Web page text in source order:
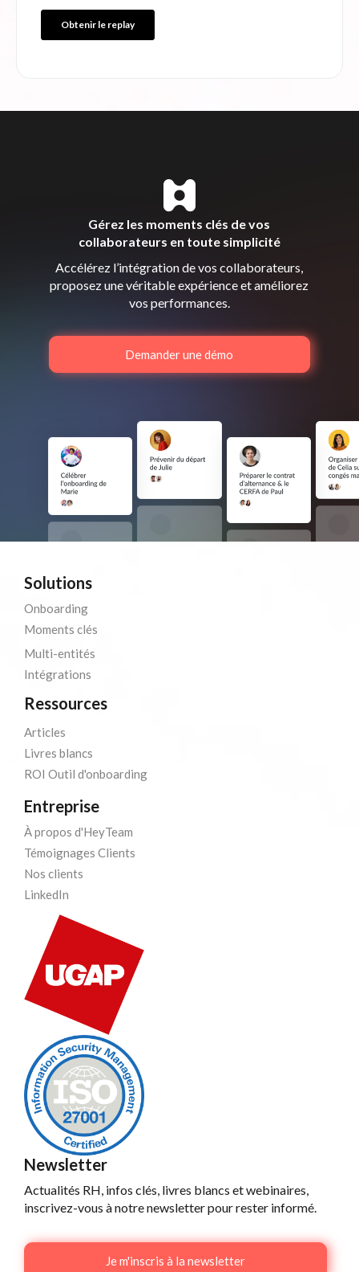
Gérez les moments clés de vos
collaborateurs en toute simplicité
Accélérez l’intégration de vos collaborateurs,
proposez une véritable expérience et améliorez
vos performances.
Demander une démo
Solutions
Onboarding
Moments clés
Multi-entités
Intégrations
Ressources
Articles
Livres blancs
ROI Outil d'onboarding
Entreprise
À propos d'HeyTeam
Témoignages Clients
Nos clients
LinkedIn
Newsletter
Actualités RH, infos clés, livres blancs et webinaires,
inscrivez-vous à notre newsletter pour rester informé.
Je m'inscris à la newsletter